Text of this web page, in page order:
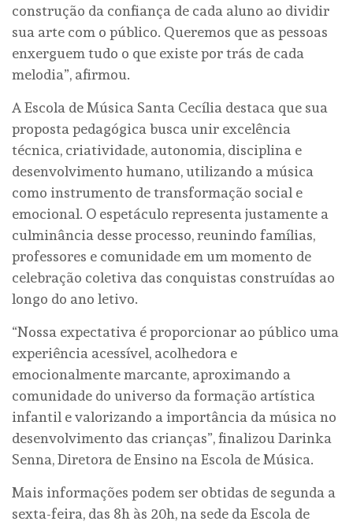
construção da confiança de cada aluno ao dividir
sua arte com o público. Queremos que as pessoas
enxerguem tudo o que existe por trás de cada
melodia”, afirmou.
A Escola de Música Santa Cecília destaca que sua
proposta pedagógica busca unir excelência
técnica, criatividade, autonomia, disciplina e
desenvolvimento humano, utilizando a música
como instrumento de transformação social e
emocional. O espetáculo representa justamente a
culminância desse processo, reunindo famílias,
professores e comunidade em um momento de
celebração coletiva das conquistas construídas ao
longo do ano letivo.
“Nossa expectativa é proporcionar ao público uma
experiência acessível, acolhedora e
emocionalmente marcante, aproximando a
comunidade do universo da formação artística
infantil e valorizando a importância da música no
desenvolvimento das crianças”, finalizou Darinka
Senna, Diretora de Ensino na Escola de Música.
Mais informações podem ser obtidas de segunda a
sexta-feira, das 8h às 20h, na sede da Escola de